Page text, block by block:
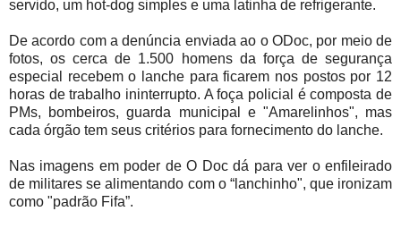
servido, um hot-dog simples e uma latinha de refrigerante.
De acordo com a denúncia enviada ao o ODoc, por meio de
fotos, os cerca de 1.500 homens da força de segurança
especial recebem o lanche para ficarem nos postos por 12
horas de trabalho ininterrupto. A foça policial é composta de
PMs, bombeiros, guarda municipal e "Amarelinhos", mas
cada órgão tem seus critérios para fornecimento do lanche.
Nas imagens em poder de O Doc dá para ver o enfileirado
de militares se alimentando com o “lanchinho", que ironizam
como "padrão Fifa”.